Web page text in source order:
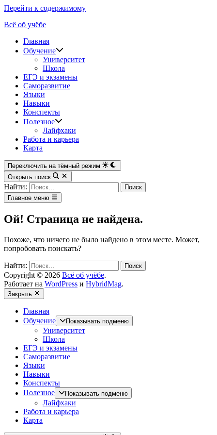
Перейти к содержимому
Всё об учёбе
Главная
Обучение
Университет
Школа
ЕГЭ и экзамены
Саморазвитие
Языки
Навыки
Конспекты
Полезное
Лайфхаки
Работа и карьера
Карта
Переключить на тёмный режим
Открыть поиск
Найти:
Главное меню
Ой! Страница не найдена.
Похоже, что ничего не было найдено в этом месте. Может,
попробовать поискать?
Найти:
Copyright © 2026 Всё об учёбе.
Работает на WordPress и HybridMag.
Закрыть
Главная
Обучение
Показывать подменю
Университет
Школа
ЕГЭ и экзамены
Саморазвитие
Языки
Навыки
Конспекты
Полезное
Показывать подменю
Лайфхаки
Работа и карьера
Карта